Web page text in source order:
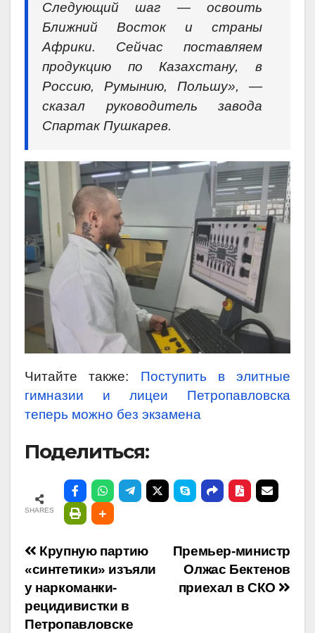
Следующий шаг — освоить
Ближний Восток и страны
Африки. Сейчас поставляем
продукцию по Казахстану, в
Россию, Румынию, Польшу», —
сказал руководитель завода
Спартак Пушкарев.
Читайте также: Поступить в элитные
гимназии и лицеи Петропавловска
теперь можно без экзамена
Поделиться:
SHARES
Навигация
по
записям
Премьер-министр
Олжас Бектенов
приехал в СКО
Крупную партию
«синтетики» изъяли
у наркоманки-
рецидивистки в
Петропавловске